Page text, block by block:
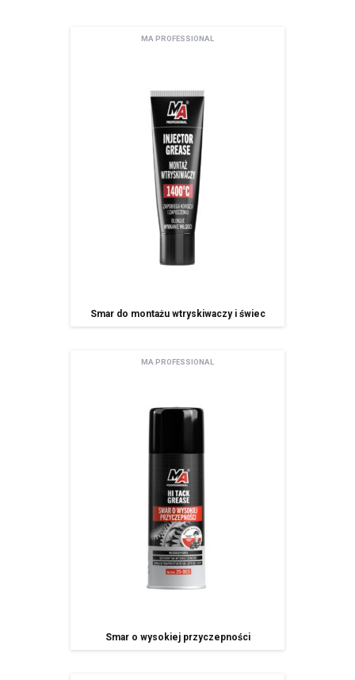
MA PROFESSIONAL
Smar do montażu wtryskiwaczy i świec
MA PROFESSIONAL
Smar o wysokiej przyczepności
Wyrażam zgodę na przetwarzanie moich danych osobowych zamieszczonych w
powyższym formularzu przez AMTRA Sp. z o.o. z siedzibą w Sosnowcu (41-200) przy
ul. Schonów 3 w celu odpowiedzi na moje zapytanie. Zapoznałem/zapoznałam się z
pouczeniem dotyczącym prawa dostępu do treści moich danych i możliwości ich
poprawiania. Jestem świadom/świadoma, iż moja zgoda może być odwołana w
każdym czasie, co skutkować będzie usunięciem mojego adresu bazy Amtra Sp. z o.o.
Zgodnie z art. 13 ogólnego rozporządzenia o ochronie danych osobowych z dnia 27
kwietnia 2016 r. (Dz. Urz. UE L 119 z 04.05.2016) informuję, iż:
administratorem Pani/Pana danych osobowych jest AMTRA Sp. z o.o.
z siedzibą w Sosnowcu (41-200), ul Schonów 3, zwana dalej Spółką,
Pani/Pana dane osobowe przetwarzane będą w celu realizacji usługi
newsletter – na podstawie art. 6 ust. 1 lit. a ogólnego rozporządzenia
Odbiorcami Pani/Pana danych osobowych będą:
podmioty, którym Spóła powierzyła przetwarzanie danych
osobowych (Mailchimp)
Posiada Pan/i prawo dostępu do treści swoich danych oraz prawo ich
sprostowania, usunięcia, ograniczenia przetwarzania, prawo do
cofnięcia zgody w dowolnym momencie bez wpływu na zgodność z
jej cofnięcie oraz posiada Pan/i prawo do przenoszenia danych,
ma Pani/Pan prawo wniesienia skargi do organu nadzorczego,
Pani/Pana dane będą nie przetwarzane w sposób zautomatyzowany w
tym również w formie profilowania.
podanie danych osobowych jest dobrowolne ale niezbędne do
korzystania z usługi newsletter.